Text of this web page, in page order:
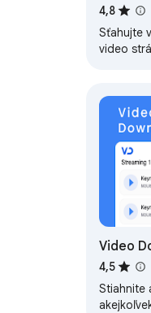
M3U8,
4,8
Sťahujte
video
ako sú
Video
4,5
Stiahnite